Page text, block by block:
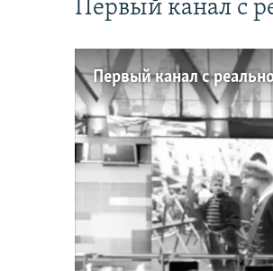
Первый канал с
Первый канал с